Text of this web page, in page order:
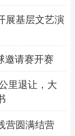
展基层文艺演
邀请赛开赛
里退让，大
营圆满结营